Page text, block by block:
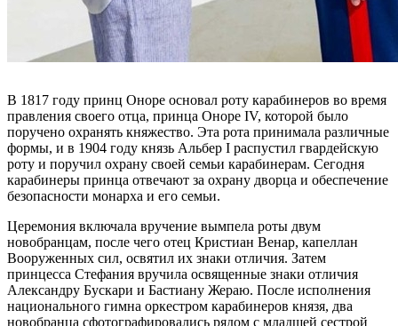
В 1817 году принц Оноре основал роту карабинеров во время
правления своего отца, принца Оноре IV, которой было
поручено охранять княжество. Эта рота принимала различные
формы, и в 1904 году князь Альбер I распустил гвардейскую
роту и поручил охрану своей семьи карабинерам. Сегодня
карабинеры принца отвечают за охрану дворца и обеспечение
безопасности монарха и его семьи.
Церемония включала вручение вымпела роты двум
новобранцам, после чего отец Кристиан Венар, капеллан
Вооруженных сил, освятил их знаки отличия. Затем
принцесса Стефания вручила освященные знаки отличия
Александру Бускари и Бастиану Жераю. После исполнения
национального гимна оркестром карабинеров князя, два
новобранца сфотографировались рядом с младшей сестрой